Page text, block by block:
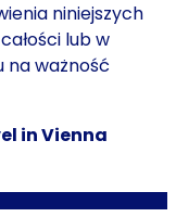
niniejszych
lub w
na ważność
in Vienna